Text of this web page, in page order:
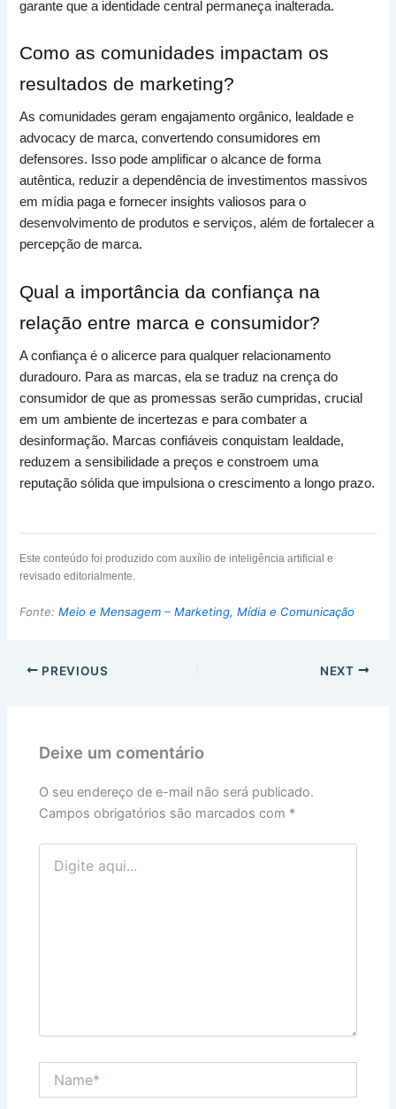
garante que a identidade central permaneça inalterada.
Como as comunidades impactam os
resultados de marketing?
As comunidades geram engajamento orgânico, lealdade e
advocacy de marca, convertendo consumidores em
defensores. Isso pode amplificar o alcance de forma
autêntica, reduzir a dependência de investimentos massivos
em mídia paga e fornecer insights valiosos para o
desenvolvimento de produtos e serviços, além de fortalecer a
percepção de marca.
Qual a importância da confiança na
relação entre marca e consumidor?
A confiança é o alicerce para qualquer relacionamento
duradouro. Para as marcas, ela se traduz na crença do
consumidor de que as promessas serão cumpridas, crucial
em um ambiente de incertezas e para combater a
desinformação. Marcas confiáveis conquistam lealdade,
reduzem a sensibilidade a preços e constroem uma
reputação sólida que impulsiona o crescimento a longo prazo.
Este conteúdo foi produzido com auxílio de inteligência artificial e
revisado editorialmente.
Fonte:Meio e Mensagem – Marketing, Mídia e Comunicação
PREVIOUS NEXT
Deixe um comentário
O seu endereço de e-mail não será publicado.
Campos obrigatórios são marcados com *
Digite
aqui...